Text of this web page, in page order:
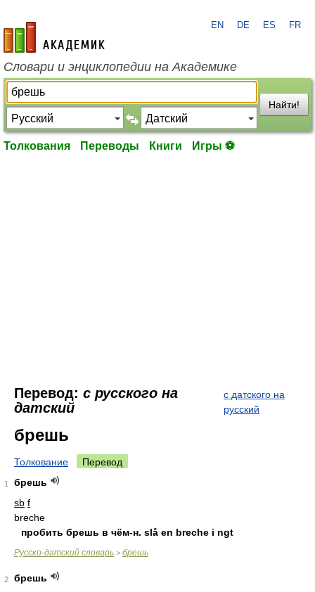
academic.ru
EN DE ES FR
Словари и энциклопедии на Академике
Найти!
Толкования Переводы Книги Игры ⚽
Перевод: с русского на
датский
с датского на
русский
брешь
Толкование Перевод
1
брешь
sb f
breche
пробить брешь в чём-н. slå en breche i ngt
Русско-датский словарь > брешь
2
брешь